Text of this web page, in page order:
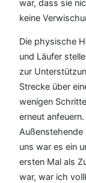
war, dass sie
keine
Die physische
und Läufer
zur
Strecke über
wenigen
erneut
uns war es ein
ersten Mal als
war, war ich